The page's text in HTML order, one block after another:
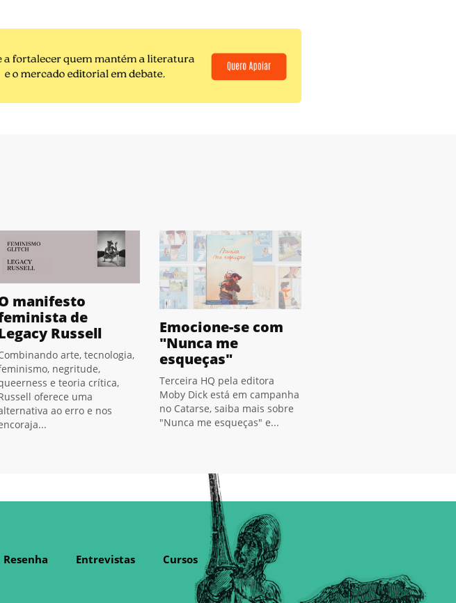
manifesto
de
Russell
arte, tecnologia,
negritude,
e teoria crítica,
oferece uma
ao erro e nos
Emocione-se com
"Nunca me
esqueças"
Terceira HQ pela editora
Moby Dick está em campanha
no Catarse, saiba mais sobre
"Nunca me esqueças" e...
Resenha Entrevistas Cursos